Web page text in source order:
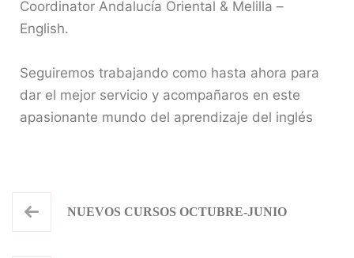
Coordinator Andalucía Oriental & Melilla –
English.
Seguiremos trabajando como hasta ahora para
dar el mejor servicio y acompañaros en este
apasionante mundo del aprendizaje del inglés
NUEVOS CURSOS OCTUBRE-JUNIO